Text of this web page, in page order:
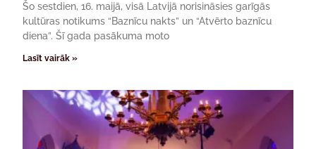
Šo sestdien, 16. maijā, visā Latvijā norisināsies garīgās
kultūras notikums “Baznīcu nakts” un “Atvērto baznīcu
diena”. Šī gada pasākuma moto
Lasīt vairāk »